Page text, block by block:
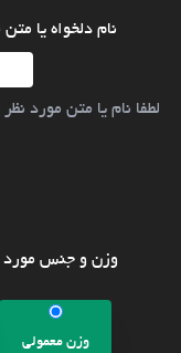
نام دلخواه یا
لطفا نام یا متن مورد
وزن و جنس مورد
وزن معمولی